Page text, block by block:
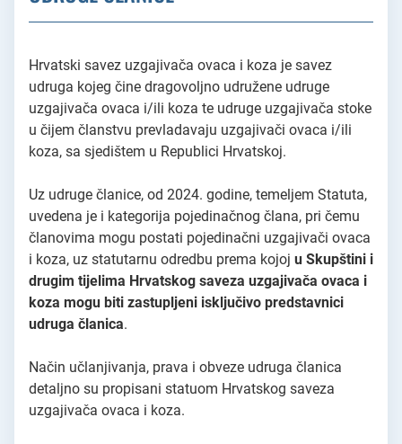
Hrvatski savez uzgajivača ovaca i koza je savez
udruga kojeg čine dragovoljno udružene udruge
uzgajivača ovaca i/ili koza te udruge uzgajivača stoke
u čijem članstvu prevladavaju uzgajivači ovaca i/ili
koza, sa sjedištem u Republici Hrvatskoj.
Uz udruge članice, od 2024. godine, temeljem Statuta,
uvedena je i kategorija pojedinačnog člana, pri čemu
članovima mogu postati pojedinačni uzgajivači ovaca
i koza, uz statutarnu odredbu prema kojoj u Skupštini i
drugim tijelima Hrvatskog saveza uzgajivača ovaca i
koza mogu biti zastupljeni isključivo predstavnici
udruga članica.
Način učlanjivanja, prava i obveze udruga članica
detaljno su propisani statuom Hrvatskog saveza
uzgajivača ovaca i koza.